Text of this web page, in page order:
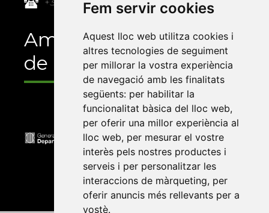
Aquest lloc web utilitza cookies i
altres tecnologies de seguiment
per millorar la vostra experiència
de navegació amb les finalitats
següents:
per habilitar la
funcionalitat bàsica del lloc web
per oferir una millor experiència al
lloc web
per mesurar el vostre
interès pels nostres productes i
serveis i per personalitzar les
interaccions de màrqueting
oferir anuncis més rellevants per a
vostè
Universitat Jaume I, local 10
12071 Castelló de la Plana
e-buc@vives.org
+34 964 72 89 93
Amb el suport
de